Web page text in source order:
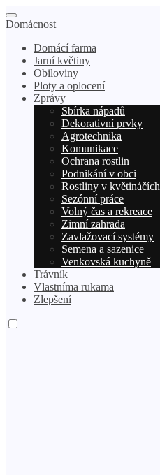
Domácnost
Domácí farma
Jarní květiny
Obiloviny
Ploty a oplocení
Zprávy
Sbírka nápadů
Dekorativní prvky
Agrotechnika
Komunikace
Ochrana rostlin
Podnikání v obci
Rostliny v květináčích
Sezónní práce
Volný čas a rekreace
Zimní zahrada
Zavlažovací systémy
Semena a sazenice
Venkovská kuchyně
Trávník
Vlastníma rukama
Zlepšení